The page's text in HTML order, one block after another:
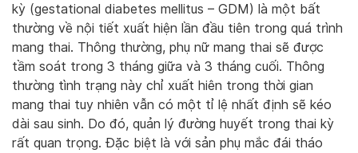
kỳ (gestational diabetes mellitus – GDM) là một bất
thường về nội tiết xuất hiện lần đầu tiên trong quá trình
mang thai. Thông thường, phụ nữ mang thai sẽ được
tầm soát trong 3 tháng giữa và 3 tháng cuối. Thông
thường tình trạng này chỉ xuất hiên trong thời gian
mang thai tuy nhiên vẫn có một tỉ lệ nhất định sẽ kéo
dài sau sinh. Do đó, quản lý đường huyết trong thai kỳ
rất quan trọng. Đặc biệt là với sản phụ mắc đái tháo